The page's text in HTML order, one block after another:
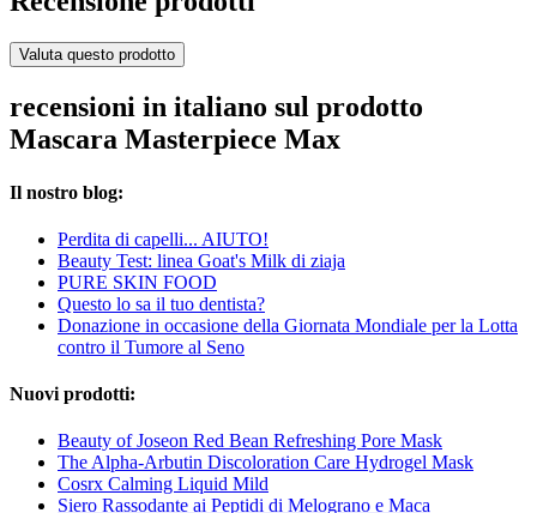
Valuta questo prodotto
recensioni in italiano sul prodotto
Mascara Masterpiece Max
Il nostro blog:
Perdita di capelli... AIUTO!
Beauty Test: linea Goat's Milk di ziaja
PURE SKIN FOOD
Questo lo sa il tuo dentista?
Donazione in occasione della Giornata Mondiale per la Lotta
contro il Tumore al Seno
Nuovi prodotti:
Beauty of Joseon Red Bean Refreshing Pore Mask
The Alpha-Arbutin Discoloration Care Hydrogel Mask
Cosrx Calming Liquid Mild
Siero Rassodante ai Peptidi di Melograno e Maca